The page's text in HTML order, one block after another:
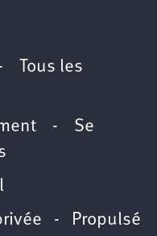
Tous les
- Se
- Propulsé